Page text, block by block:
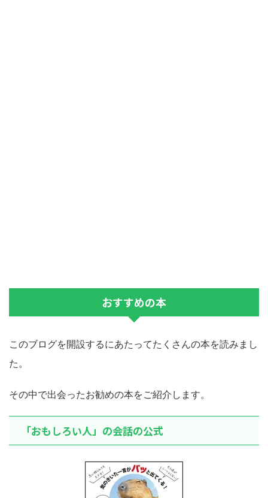
おすすめの本
このブログを開設するにあたってたくさんの本を読みまし
た。
その中で出会ったお勧めの本をご紹介します。
「おもしろい人」の会話の公式